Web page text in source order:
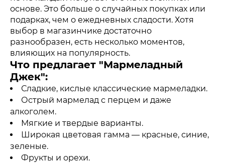
основе. Это больше о случайных покупках или
подарках, чем о ежедневных сладости. Хотя
выбор в магазинчике достаточно
разнообразен, есть несколько моментов,
влияющих на популярность.
Что предлагает "Мармеладный
Джек":
Сладкие, кислые классические мармеладки.
Острый мармелад с перцем и даже
алкоголем.
Мягкие и твердые варианты.
Широкая цветовая гамма — красные, синие,
зеленые.
Фрукты и орехи.